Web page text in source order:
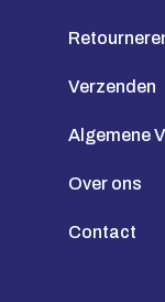
Verzenden
Algemene
Over ons
Contact